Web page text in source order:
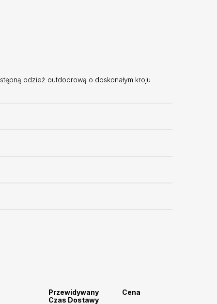
odzież outdoorową o doskonałym kroju
Przewidywany
Czas Dostawy
Cena